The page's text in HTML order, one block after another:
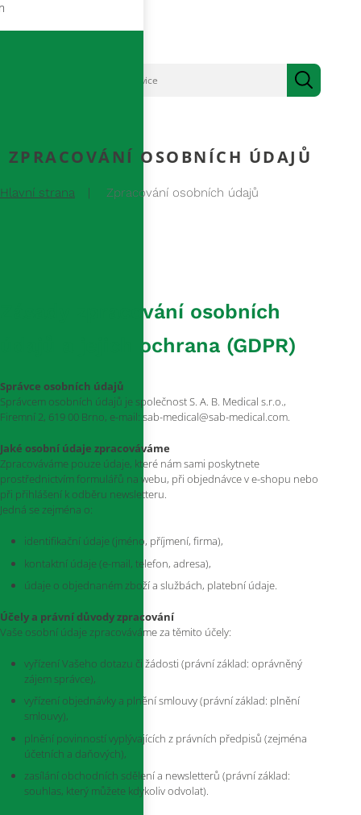
ZPRACOVÁNÍ OSOBNÍCH ÚDAJŮ
Hlavní strana Zpracování osobních údajů
Zásady zpracování osobních
údajů a jejich ochrana (GDPR)
Správce osobních údajů
Správcem osobních údajů je společnost S. A. B. Medical s.r.o.,
Firemní 2, 619 00 Brno, e-mail: sab-medical@sab-medical.com.
Jaké osobní údaje zpracováváme
Zpracováváme pouze údaje, které nám sami poskytnete
prostřednictvím formulářů na webu, při objednávce v e-shopu nebo
při přihlášení k odběru newsletteru.
Jedná se zejména o:
identifikační údaje (jméno, příjmení, firma),
kontaktní údaje (e-mail, telefon, adresa),
údaje o objednaném zboží a službách, platební údaje.
Účely a právní důvody zpracování
Vaše osobní údaje zpracováváme za těmito účely:
vyřízení Vašeho dotazu či žádosti (právní základ: oprávněný
zájem správce),
vyřízení objednávky a plnění smlouvy (právní základ: plnění
smlouvy),
plnění povinností vyplývajících z právních předpisů (zejména
účetních a daňových),
zasílání obchodních sdělení a newsletterů (právní základ:
souhlas, který můžete kdykoliv odvolat).